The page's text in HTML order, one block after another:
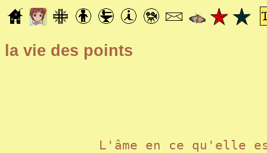
la vie des points
L'âme en ce qu'elle